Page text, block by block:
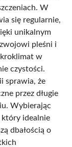
W
się regularnie,
unikalnym
pleśni i
w
czystości.
sprawia, że
przez długie
Wybierając
idealnie
dbałością o